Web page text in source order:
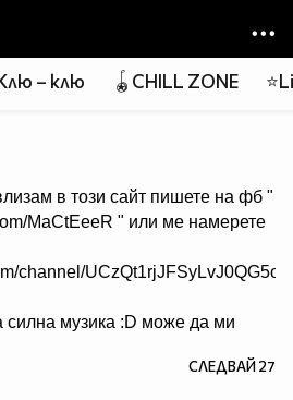
– клю 🪀CHILL ZONE
в този сайт пишете на фб "
MaCtEeeR " или ме намерете
channel/
силна музика :D може да ми
BASS █ ▇ ▆ ▅ ▄ ▃ ▂СЛЕДВАЙ27